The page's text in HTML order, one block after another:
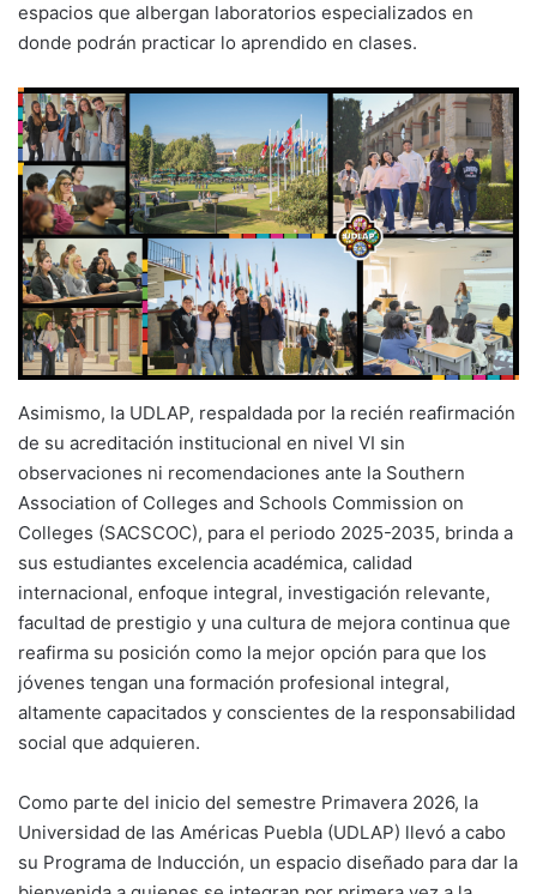
espacios que albergan laboratorios especializados en
donde podrán practicar lo aprendido en clases.
Asimismo, la UDLAP, respaldada por la recién reafirmación
de su acreditación institucional en nivel VI sin
observaciones ni recomendaciones ante la Southern
Association of Colleges and Schools Commission on
Colleges (SACSCOC), para el periodo 2025-2035, brinda a
sus estudiantes excelencia académica, calidad
internacional, enfoque integral, investigación relevante,
facultad de prestigio y una cultura de mejora continua que
reafirma su posición como la mejor opción para que los
jóvenes tengan una formación profesional integral,
altamente capacitados y conscientes de la responsabilidad
social que adquieren.
Como parte del inicio del semestre Primavera 2026, la
Universidad de las Américas Puebla (UDLAP) llevó a cabo
su Programa de Inducción, un espacio diseñado para dar la